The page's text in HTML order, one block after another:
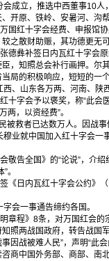
立，推选中西董事10人
开原、铁岭、安暑河、沟
红十字会经费、申报馆协
之散财助赈，其功德更无
补签日内瓦红十字会原
，知照总会补行画押。尔
的积极响应，短短的一
、山东各万两、河南、陕
字会予以褒奖，称“此会
两，以资经费”。
救者已达数万人。因战事
就中国加入红十字会一
告全国》的“论说”，介绍
。
日内瓦红十字会公约》
会一事通告缔约各国。
程》8条，对万国红会的
照两战国政府，转告战国
因战被难人民”，声明“此
商中国外务部、商部、